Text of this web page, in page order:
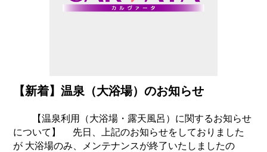
【新着】温泉（大浴場）のお知らせ
【温泉利用（大浴場・露天風呂）に関するお知らせ
について】 先日、上記のお知らせをしておりました
が 大浴場のみ、メンテナンスが終了いたしましたの